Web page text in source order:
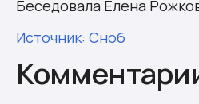
Беседовала Елена
Источник: Сноб